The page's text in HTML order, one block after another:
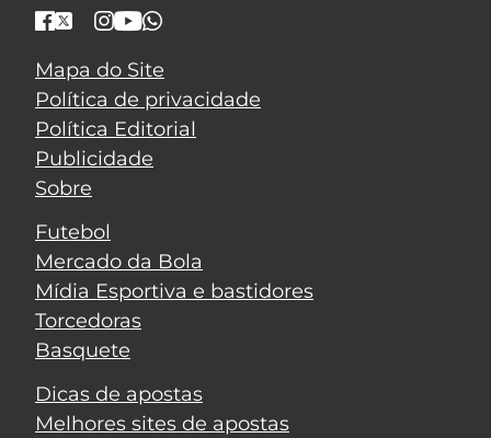
Mapa do Site
Política de privacidade
Política Editorial
Publicidade
Sobre
Futebol
Mercado da Bola
Mídia Esportiva e bastidores
Torcedoras
Basquete
Dicas de apostas
Melhores sites de apostas